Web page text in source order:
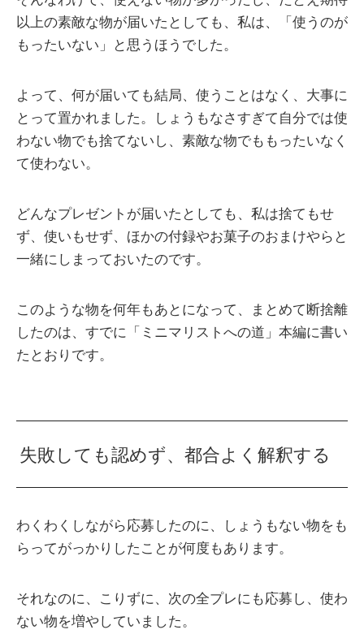
以上の素敵な物が届いたとしても、私は、「使うのが
もったいない」と思うほうでした。
よって、何が届いても結局、使うことはなく、大事に
とって置かれました。しょうもなさすぎて自分では使
わない物でも捨てないし、素敵な物でももったいなく
て使わない。
どんなプレゼントが届いたとしても、私は捨てもせ
ず、使いもせず、ほかの付録やお菓子のおまけやらと
一緒にしまっておいたのです。
このような物を何年もあとになって、まとめて断捨離
したのは、すでに「ミニマリストへの道」本編に書い
たとおりです。
失敗しても認めず、都合よく解釈する
わくわくしながら応募したのに、しょうもない物をも
らってがっかりしたことが何度もあります。
それなのに、こりずに、次の全プレにも応募し、使わ
ない物を増やしていました。